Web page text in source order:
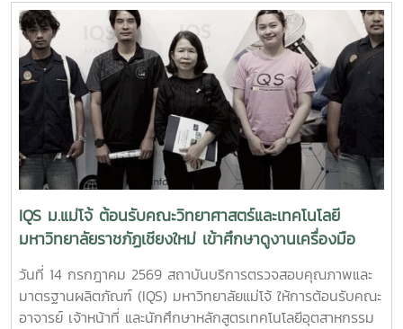
Coffee Ganache Coffee Truffle Honeycomb Candy
Macadamia Dragée Chocolate Bar พร้อมเรียนรู้การ
ประยุกต์ใช้วัตถุดิบท้องถิ่นของไทย เพื่อสร้างเอกลักษณ์ เพิ่ม
มูลค่า และยกระดับผลิตภัณฑ์โกโก้ไทยสู่มาตรฐานสากล นอกจาก
การฝึกทักษะด้านการผลิตแล้ว ผู้เข้าอบรมยังได้รับการเรียนรู้ด้าน
การควบคุมคุณภาพ การวิเคราะห์และแก้ไขปัญหาระหว่าง
กระบวนการผลิต การแลกเปลี่ยนประสบการณ์กับผู้เชี่ยวชาญ
และการสะท้อนผลการเรียนรู้ เพื่อให้สามารถนำองค์ความรู้ไป
พัฒนาผลิตภัณฑ์โกโก้และช็อกโกแลตของตนเอง สร้างมูลค่าเพิ่ม
และต่อยอดสู่การดำเนินธุรกิจได้อย่างมีประสิทธิภาพ การจัด
อบรมครั้งนี้เป็นส่วนหนึ่งของหลักสูตรประกาศนียบัตร (Non-
Degree) ที่มหาวิทยาลัยแม่โจ้พัฒนาร่วมกับ สมาคมการค้าโกโก้
และช็อกโกแลตไทย (TACCO) ภายใต้การสนับสนุนของ โครงการ
ผลิตบัณฑิตพันธุ์ใหม่ กระทรวงการอุดมศึกษา วิทยาศาสตร์ วิจัย
และนวัตกรรม (อว.) เพื่อพัฒนากำลังคนสมรรถนะสูง รองรับ
เลขานุการ เป็นผู้แทนของสถาบันฯ เข้าร่วมพิธีเฉลิมพระเกียรติ
พระบาทสมเด็จพระเจ้าอยู่หัว เนื่องในโอกาสวันเฉลิม
พระชนมพรรษา 28 กรกฎาคม 2569 ณ อาคารนิทรรศการ 1
อุทยานหลวงราชพฤกษ์ ตำบลแม่เหียะ อำเภอเมืองเชียงใหม่
จังหวัดเชียงใหม่ ภายในพิธีประกอบด้วย พิธีถวายเครื่องราชสัก
การะและวางพานพุ่ม การถวายความเคารพพระบรมฉายาลักษณ์
การกล่าวถวายพระพรชัยมงคล และพิธีจุดเทียนถวายพระพร
ชัยมงคล โดยมีหัวหน้าส่วนราชการ ผู้บริหารหน่วยงานรัฐวิสาหกิจ
ผู้แทนสถาบันการศึกษา องค์กรปกครองส่วนท้องถิ่น ภาคเอกชน
สมาคม มูลนิธิ และประชาชนเข้าร่วมพิธีอย่างพร้อมเพรียง
IQS ม.แม่โจ้ ต้อนรับคณะวิทยาศาสตร์และเทคโนโลยี
มหาวิทยาลัยราชภัฏเชียงใหม่ เข้าศึกษาดูงานเครื่องมือ
วิเคราะห์ขั้นสูง
วันที่ 14 กรกฎาคม 2569 สถาบันบริการตรวจสอบคุณภาพและ
มาตรฐานผลิตภัณฑ์ (IQS) มหาวิทยาลัยแม่โจ้ ให้การต้อนรับคณะ
อาจารย์ เจ้าหน้าที่ และนักศึกษาหลักสูตรเทคโนโลยีอุตสาหกรรม